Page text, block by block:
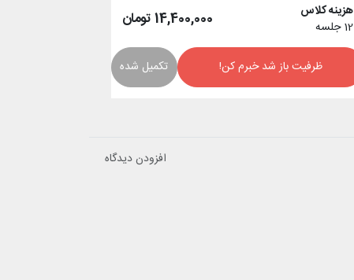
هزینه کلاس
12جلسه 14,400,000تومان
ظرفیت باز شد خبرم کن! تکمیل شده
افزودن دیدگاه